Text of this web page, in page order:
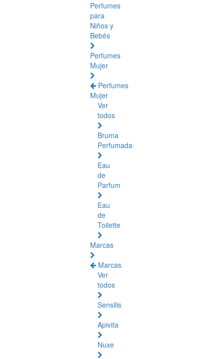
Perfumes
para
Niños y
Bebés
Perfumes
Mujer
Perfumes
Mujer
Ver
todos
Bruma
Perfumada
Eau
de
Parfum
Eau
de
Toilette
Marcas
Marcas
Ver
todos
Sensilis
Apivita
Nuxe